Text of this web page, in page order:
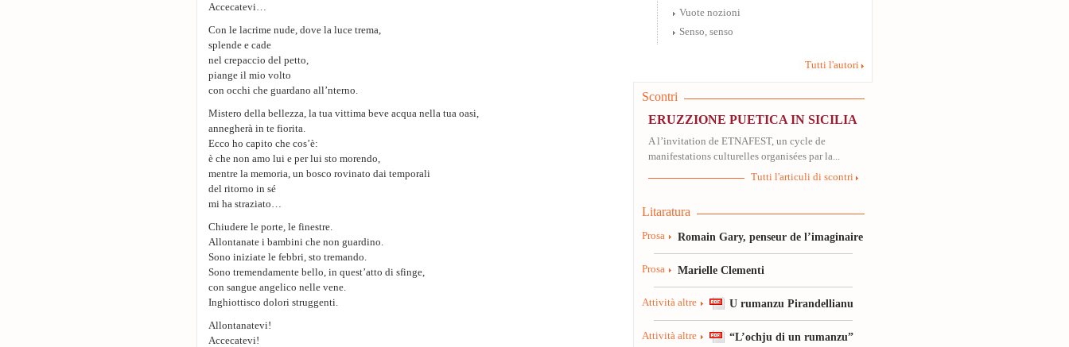
Accecatevi…
Con le lacrime nude, dove la luce trema,
splende e cade
nel crepaccio del petto,
piange il mio volto
con occhi che guardano all’nterno.
Mistero della bellezza, la tua vittima beve acqua nella tua oasi,
annegherà in te fiorita.
Ecco ho capito che cos’è:
è che non amo lui e per lui sto morendo,
mentre la memoria, un bosco rovinato dai temporali
del ritorno in sé
mi ha straziato…
Chiudere le porte, le finestre.
Allontanate i bambini che non guardino.
Sono iniziate le febbri, sto tremando.
Sono tremendamente bello, in quest’atto di sfinge,
con sangue angelico nelle vene.
Inghiottisco dolori struggenti.
Allontanatevi!
Accecatevi!
Vuote nozioni
Senso, senso
Tutti l'autori
Scontri
ERUZZIONE PUETICA IN SICILIA
A l’invitation de ETNAFEST, un cycle de
manifestations culturelles organisées par la...
Tutti l'articuli di scontri
Litaratura
Prosa Romain Gary, penseur de l’imaginaire
Prosa Marielle Clementi
Attività altre U rumanzu Pirandellianu
Attività altre “L’ochju di un rumanzu”